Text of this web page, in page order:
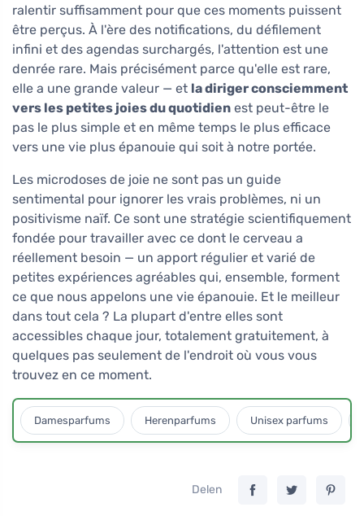
ralentir suffisamment pour que ces moments puissent
être perçus. À l'ère des notifications, du défilement
infini et des agendas surchargés, l'attention est une
denrée rare. Mais précisément parce qu'elle est rare,
elle a une grande valeur — et la diriger consciemment
vers les petites joies du quotidien est peut-être le
pas le plus simple et en même temps le plus efficace
vers une vie plus épanouie qui soit à notre portée.
Les microdoses de joie ne sont pas un guide
sentimental pour ignorer les vrais problèmes, ni un
positivisme naïf. Ce sont une stratégie scientifiquement
fondée pour travailler avec ce dont le cerveau a
réellement besoin — un apport régulier et varié de
petites expériences agréables qui, ensemble, forment
ce que nous appelons une vie épanouie. Et le meilleur
dans tout cela ? La plupart d'entre elles sont
accessibles chaque jour, totalement gratuitement, à
quelques pas seulement de l'endroit où vous vous
trouvez en ce moment.
Damesparfums Herenparfums Unisex parfums
Delen